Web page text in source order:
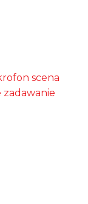
scena
zadawanie